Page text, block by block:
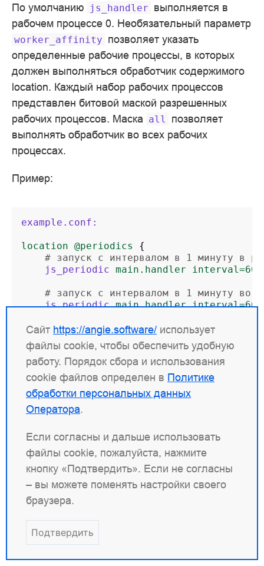
По умолчанию js_handler выполняется в
рабочем процессе 0. Необязательный параметр
worker_affinity позволяет указать
определенные рабочие процессы, в которых
должен выполняться обработчик содержимого
location. Каждый набор рабочих процессов
представлен битовой маской разрешенных
рабочих процессов. Маска all
позволяет
выполнять обработчик во всех рабочих
процессах.
Пример:
example.conf:
location @periodics
{
# запуск с интервалом в 1 минуту в
js_periodic main.handler interval=60s
# запуск с интервалом в 1 минуту во
js_periodic main.handler interval=60s
# запуск с интервалом в 1 минуту в
js_periodic
main.handler interval=60s
resolver 10 .0.0.1;
js_fetch_trusted_certificate
async function handler(s) {
let reply = await ngx.fetch('https://
reply
Сайт https://angie.software/ использует
файлы cookie, чтобы обеспечить удобную
работу. Порядок сбора и использования
cookie файлов определен в Политике
обработки персональных данных
Оператора.
Если согласны и дальше использовать
файлы cookie, пожалуйста, нажмите
кнопку «Подтвердить». Если не согласны
– вы можете поменять настройки своего
браузера.
Подтвердить